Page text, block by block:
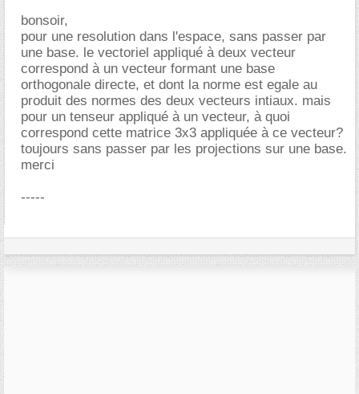
bonsoir,
pour une resolution dans l'espace, sans passer par
une base. le vectoriel appliqué à deux vecteur
correspond à un vecteur formant une base
orthogonale directe, et dont la norme est egale au
produit des normes des deux vecteurs intiaux. mais
pour un tenseur appliqué à un vecteur, à quoi
correspond cette matrice 3x3 appliquée à ce vecteur?
toujours sans passer par les projections sur une base.
merci
-----